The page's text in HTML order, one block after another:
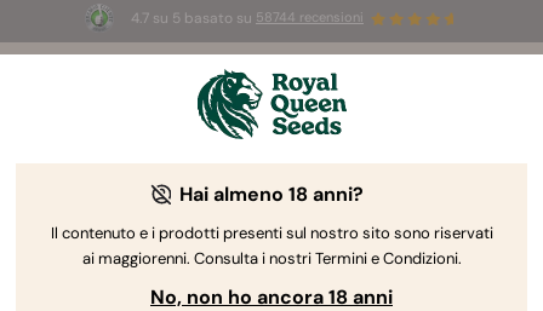
4.7 su 5 basato su 58744 recensioni
Summer Sales:Fino al 50% di sconto
su prodotti selezionati! ⏤
The RQS Blog
Hai almeno 18 anni?
Il contenuto e i prodotti presenti sul nostro sito sono riservati
ai maggiorenni. Consulta i nostri Termini e Condizioni.
No, non ho ancora 18 anni